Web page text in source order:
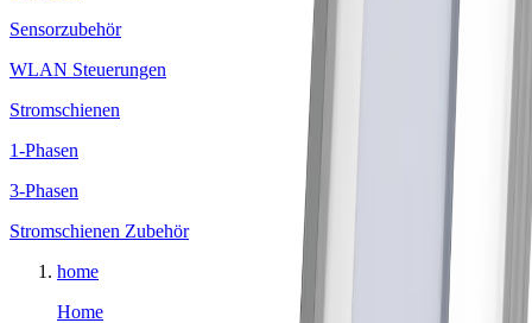
Sensorzubehör
WLAN Steuerungen
Stromschienen
1-Phasen
3-Phasen
Stromschienen Zubehör
home
Home